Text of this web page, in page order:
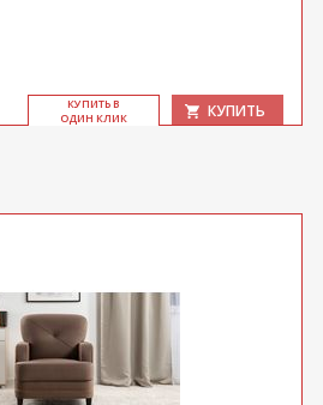
КУ­ПИТЬ В
ОДИН КЛИК
КУПИТЬ